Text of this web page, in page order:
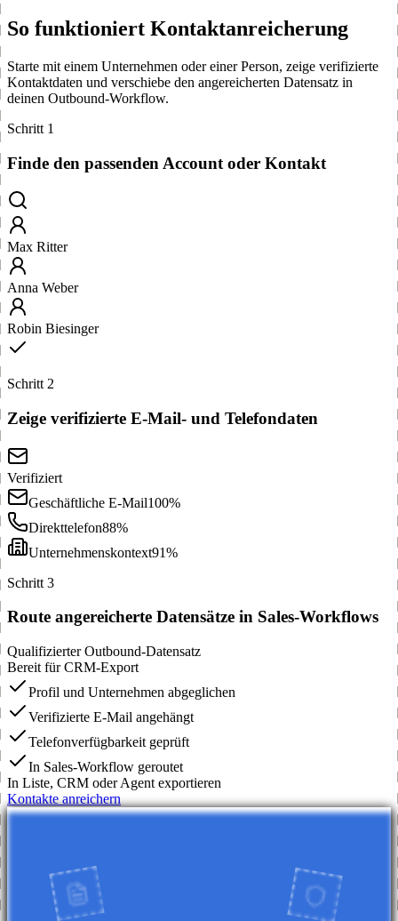
So funktioniert Kontaktanreicherung
Starte mit einem Unternehmen oder einer Person, zeige verifizierte
Kontaktdaten und verschiebe den angereicherten Datensatz in
deinen Outbound-Workflow.
Schritt 1
Finde den passenden Account oder Kontakt
Max Ritter
Anna Weber
Robin Biesinger
Schritt 2
Zeige verifizierte E-Mail- und Telefondaten
Verifiziert
Geschäftliche E-Mail100%
Direkttelefon88%
Unternehmenskontext91%
Schritt 3
Route angereicherte Datensätze in Sales-Workflows
Qualifizierter Outbound-Datensatz
Bereit für CRM-Export
Profil und Unternehmen abgeglichen
Verifizierte E-Mail angehängt
Telefonverfügbarkeit geprüft
In Sales-Workflow geroutet
In Liste, CRM oder Agent exportieren
Kontakte anreichern